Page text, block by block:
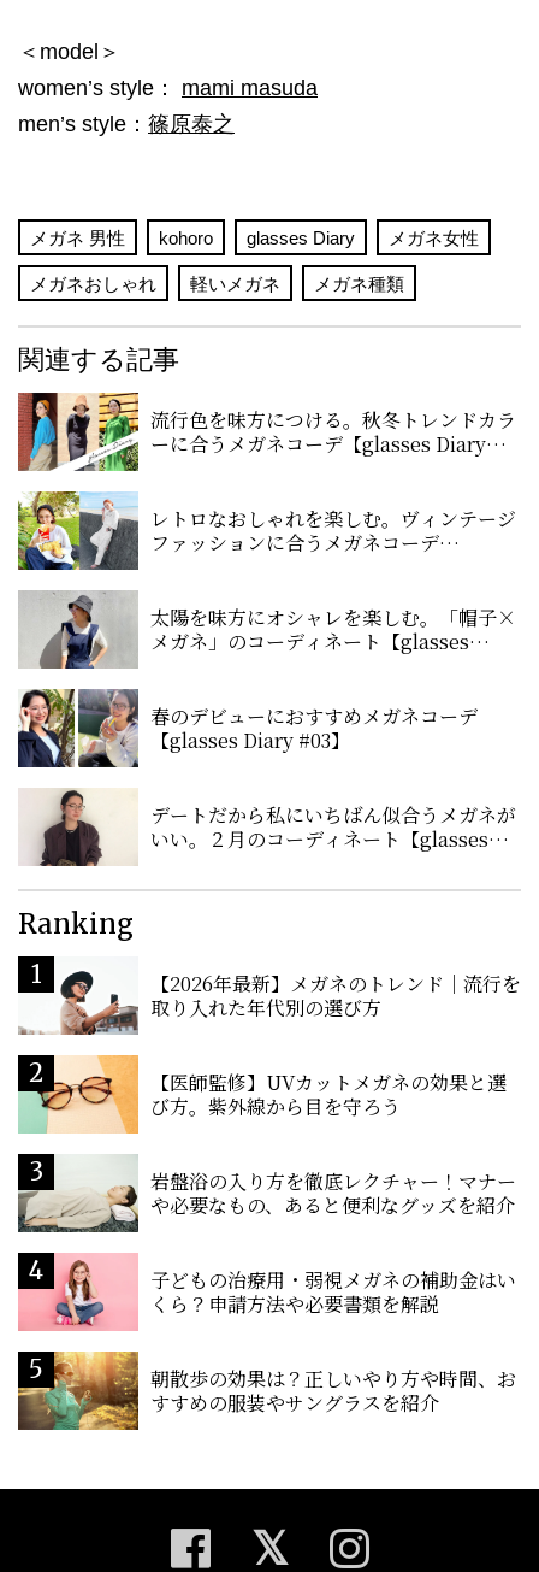
＜model＞
women’s style： mami masuda
men’s style： 篠原泰之
メガネ 男性 kohoro glasses Diary メガネ女性
メガネおしゃれ 軽いメガネ メガネ種類
関連する記事
流行色を味方につける。秋冬トレンドカラ
ーに合うメガネコーデ【glasses Diary
レトロなおしゃれを楽しむ。ヴィンテージ
ファッションに合うメガネコーデ
太陽を味方にオシャレを楽しむ。「帽子×
メガネ」のコーディネート【glasses
春のデビューにおすすめメガネコーデ
【glasses Diary #03】
デートだから私にいちばん似合うメガネが
いい。２月のコーディネート【glasses
Ranking
【2026年最新】メガネのトレンド｜流行を
取り入れた年代別の選び方
【医師監修】UVカットメガネの効果と選
び方。紫外線から目を守ろう
岩盤浴の入り方を徹底レクチャー！マナー
や必要なもの、あると便利なグッズを紹介
子どもの治療用・弱視メガネの補助金はい
くら？申請方法や必要書類を解説
朝散歩の効果は？正しいやり方や時間、お
すすめの服装やサングラスを紹介